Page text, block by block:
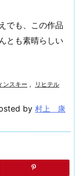
でも、この作品
とも素晴らしい
ンスキー , リヒテル
by 村上 康